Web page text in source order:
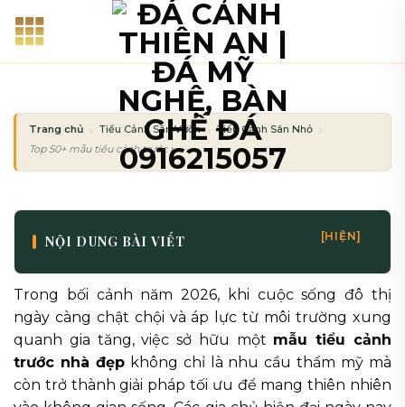
qua
Trang chủ Tiểu Cảnh Sân Vườn
Tiểu Cảnh Sân Nhỏ
Top 50+ mẫu tiểu cảnh trước nhà đẹp và sang trọng nhất 2026
NỘI DUNG BÀI VIẾT [HIỆN]
Trong bối cảnh năm 2026, khi cuộc sống đô thị
ngày càng chật chội và áp lực từ môi trường xung
quanh gia tăng, việc sở hữu một mẫu tiểu cảnh
trước nhà đẹpkhông chỉ là nhu cầu thẩm mỹ mà
còn trở thành giải pháp tối ưu để mang thiên nhiên